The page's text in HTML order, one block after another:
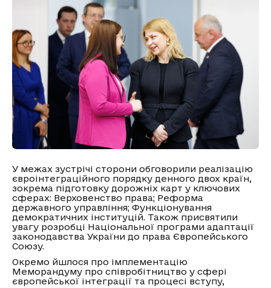
У межах зустрічі сторони обговорили реалізацію
євроінтеграційного порядку денного двох країн,
зокрема підготовку дорожніх карт у ключових
сферах: Верховенство права; Реформа
державного управління; Функціонування
демократичних інституцій. Також присвятили
увагу розробці Національної програми адаптації
законодавства України до права Європейського
Союзу.
Окремо йшлося про імплементацію
Меморандуму про співробітництво у сфері
європейської інтеграції та процесі вступу,